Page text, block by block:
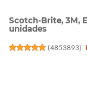
Scotch-Brite, 3M,
unidades
(4853893)